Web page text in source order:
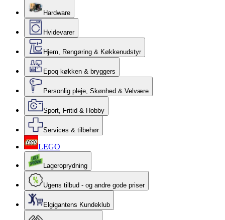
Hardware
Hvidevarer
Hjem, Rengøring & Køkkenudstyr
Epoq køkken & bryggers
Personlig pleje, Skønhed & Velvære
Sport, Fritid & Hobby
Services & tilbehør
LEGO
Lageroprydning
Ugens tilbud - og andre gode priser
Elgigantens Kundeklub